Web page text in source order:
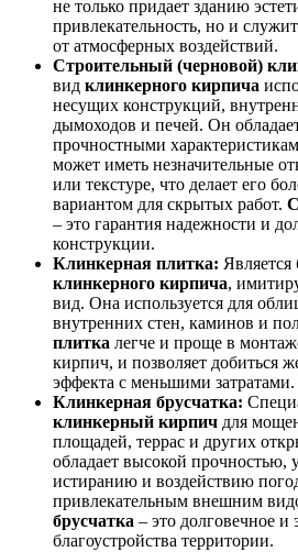
не только придает зданию
привлекательность, но и
от атмосферных воздействий.
Строительный (черновой)
вид клинкерного кирпича
несущих конструкций,
дымоходов и печей. Он
прочностными
может иметь незначительные
или текстуре, что делает его
вариантом для скрытых работ.
– это гарантия надежности и
конструкции.
Клинкерная плитка: Является
клинкерного кирпича,
вид. Она используется для
внутренних стен, каминов и
плитка легче и проще в
кирпич, и позволяет добиться
эффекта с меньшими затратами.
Клинкерная брусчатка:
клинкерный кирпич для
площадей, террас и других
обладает высокой прочностью,
истиранию и воздействию
привлекательным внешним
брусчатка – это долговечное и
благоустройства территории.